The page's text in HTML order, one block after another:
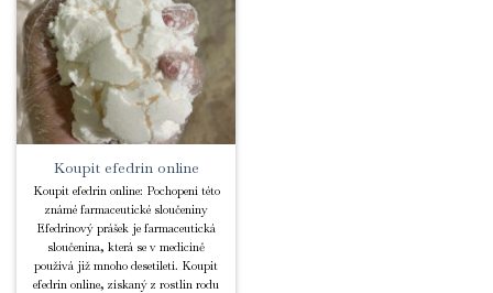
Add to
Wishlist
Koupit efedrin online
Koupit efedrin online: Pochopení této
známé farmaceutické sloučeniny
Efedrinový prášek je farmaceutická
sloučenina, která se v medicíně
používá již mnoho desetiletí. Koupit
efedrin online, získaný z rostlin rodu